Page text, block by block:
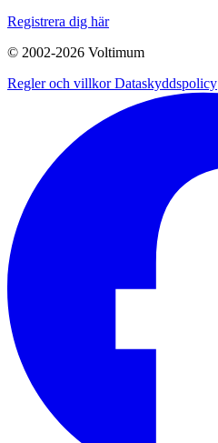
Registrera dig här
© 2002-2026 Voltimum
Regler och villkorDataskyddspolicy